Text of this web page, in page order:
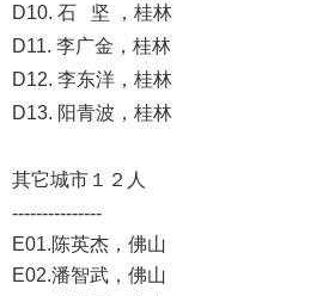
D10. 石 坚 ，桂林
D11. 李广金，桂林
D12. 李东洋，桂林
D13. 阳青波，桂林
其它城市１２人
---------------
E01.陈英杰，佛山
E02.潘智武，佛山